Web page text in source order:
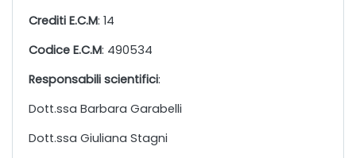
Crediti E.C.M: 14
Codice E.C.M: 490534
Responsabili scientifici:
Dott.ssa Barbara Garabelli
Dott.ssa Giuliana Stagni